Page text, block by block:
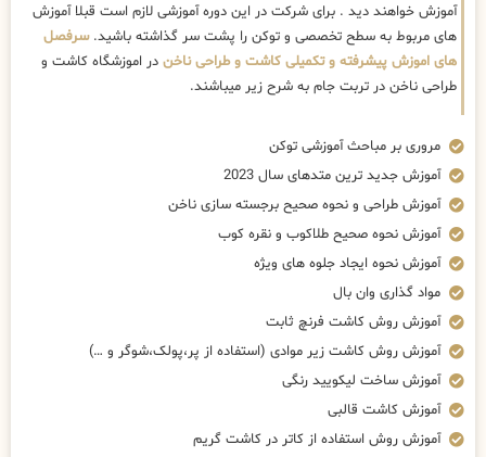
آموزش خواهند دید . برای شرکت در این دوره آموزشی لازم است قبلا آموزش
های مربوط به سطح تخصصی و توکن را پشت سر گذاشته باشید.سرفصل
های اموزش پیشرفته و تکمیلی کاشت و طراحی ناخن در اموزشگاه کاشت و
طراحی ناخن در تربت جام به شرح زیر میباشند.
مروری بر مباحث آموزشی توکن
آموزش جدید ترین متدهای سال 2023
آموزش طراحی و نحوه صحیح برجسته سازی ناخن
آموزش نحوه صحیح طلاکوب و نقره کوب
آموزش نحوه ایجاد جلوه های ویژه
مواد گذاری وان بال
آموزش روش کاشت فرنچ ثابت
آموزش روش کاشت زیر موادی (استفاده از پر،پولک،شوگر و …)
آموزش ساخت لیکویید رنگی
آموزش کاشت قالبی
آموزش روش استفاده از کاتر در کاشت گریم